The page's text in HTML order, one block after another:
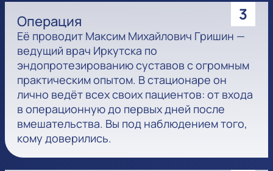
3
Операция
Её проводит Максим Михайлович Гришин —
ведущий врач Иркутска по
эндопротезированию суставов с огромным
практическим опытом. В стационаре он
лично ведёт всех своих пациентов: от входа
в операционную до первых дней после
вмешательства. Вы под наблюдением того,
кому доверились.